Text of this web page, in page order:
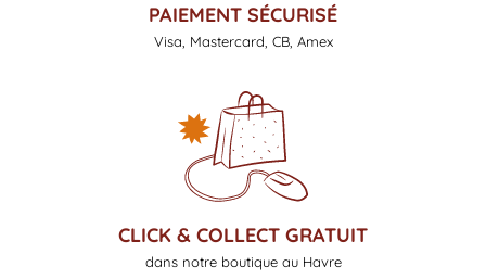
PAIEMENT SÉCURISÉ
Visa, Mastercard, CB, Amex
CLICK & COLLECT GRATUIT
dans notre boutique au Havre